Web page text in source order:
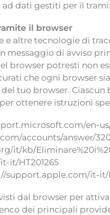
dati gestiti per il
il browser
e altre tecnologie di
messaggio di avviso
browser potresti non
che ogni browser
tuo browser.
ottenere istruzioni
en-
accounts/answer/
it/kb/
it/HT201265
support.apple.com/it-it/
dal browser per
dei principali